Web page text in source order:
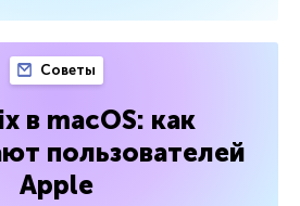
Советы
в macOS: как
пользователей
Apple